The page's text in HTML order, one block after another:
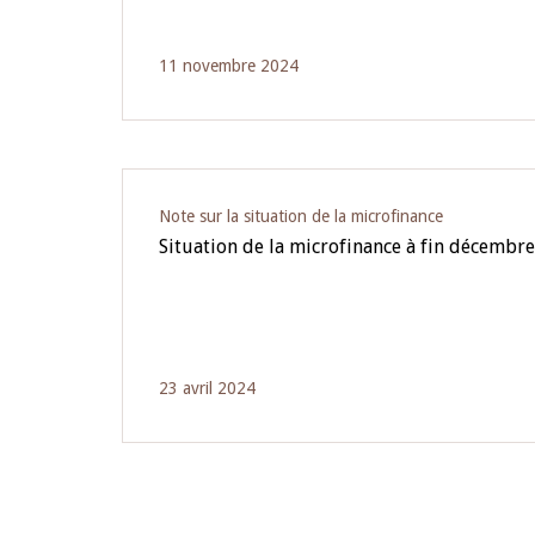
11 novembre 2024
Note sur la situation de la microfinance
Situation de la microfinance à fin
23 avril 2024